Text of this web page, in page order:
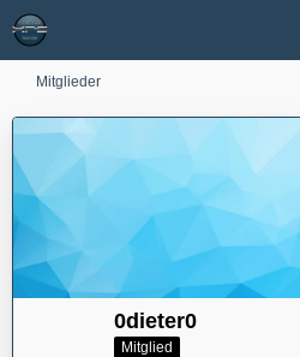
Mitglieder
0dieter0
Mitglied